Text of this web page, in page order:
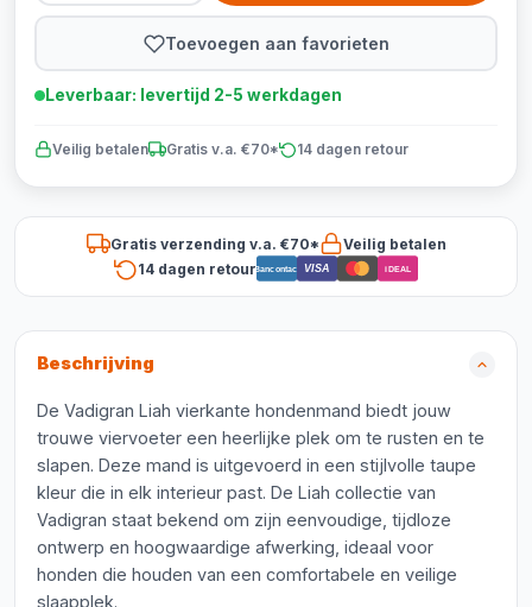
Toevoegen aan favorieten
Leverbaar: levertijd 2-5 werkdagen
Veilig betalen Gratis v.a. €70* 14 dagen retour
Gratis verzending v.a. €70*
Veilig betalen
14 dagen retourBancontact VISA iDEAL
Beschrijving
De Vadigran Liah vierkante hondenmand biedt jouw
trouwe viervoeter een heerlijke plek om te rusten en te
slapen. Deze mand is uitgevoerd in een stijlvolle taupe
kleur die in elk interieur past. De Liah collectie van
Vadigran staat bekend om zijn eenvoudige, tijdloze
ontwerp en hoogwaardige afwerking, ideaal voor
honden die houden van een comfortabele en veilige
slaapplek.